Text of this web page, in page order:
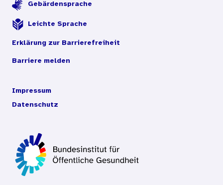
Gebärdensprache
Leichte Sprache
Erklärung zur Barrierefreiheit
Barriere melden
Impressum
Datenschutz